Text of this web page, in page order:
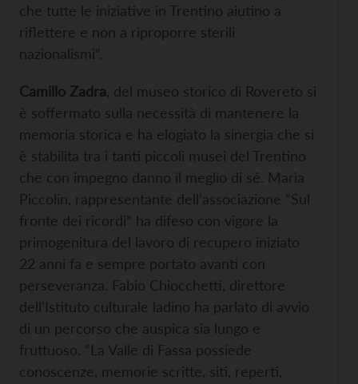
che tutte le iniziative in Trentino aiutino a
riflettere e non a riproporre sterili
nazionalismi”.
Camillo Zadra , del museo storico di Rovereto si
è soffermato sulla necessità di mantenere la
memoria storica e ha elogiato la sinergia che si
è stabilita tra i tanti piccoli musei del Trentino
che con impegno danno il meglio di sé. Maria
Piccolin, rappresentante dell’associazione “Sul
fronte dei ricordi” ha difeso con vigore la
primogenitura del lavoro di recupero iniziato
22 anni fa e sempre portato avanti con
perseveranza. Fabio Chiocchetti, direttore
dell’Istituto culturale ladino ha parlato di avvio
di un percorso che auspica sia lungo e
fruttuoso. “La Valle di Fassa possiede
conoscenze, memorie scritte, siti, reperti,